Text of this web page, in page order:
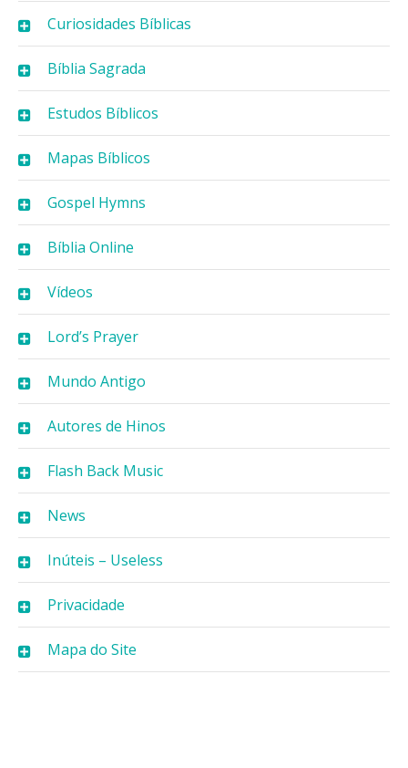
Curiosidades Bíblicas
Bíblia Sagrada
Estudos Bíblicos
Mapas Bíblicos
Gospel Hymns
Bíblia Online
Vídeos
Lord’s Prayer
Mundo Antigo
Autores de Hinos
Flash Back Music
News
Inúteis – Useless
Privacidade
Mapa do Site